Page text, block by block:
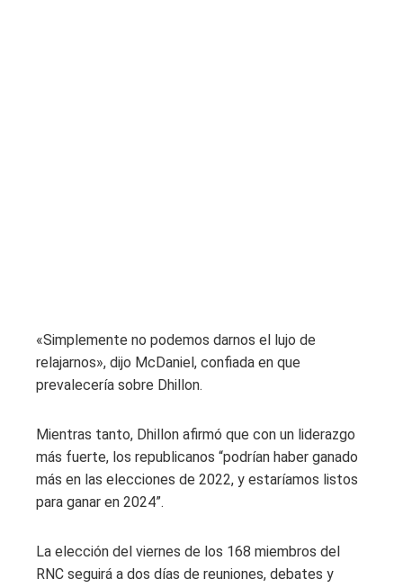
«Simplemente no podemos darnos el lujo de
relajarnos», dijo McDaniel, confiada en que
prevalecería sobre Dhillon.
Mientras tanto, Dhillon afirmó que con un liderazgo
más fuerte, los republicanos “podrían haber ganado
más en las elecciones de 2022, y estaríamos listos
para ganar en 2024”.
La elección del viernes de los 168 miembros del
RNC seguirá a dos días de reuniones, debates y